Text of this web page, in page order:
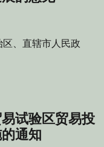
区、直辖市人民政
试验区贸易投
通知